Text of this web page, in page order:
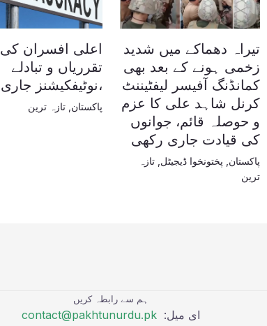
تیراہ دھماکے میں شدید
زخمی ہونے کے بعد بھی
کمانڈنگ آفیسر لیفٹیننٹ
کرنل شاہد علی کا عزم
و حوصلہ قائم، جوانوں
کی قیادت جاری رکھی
پاکستان پختونخوا ڈیجیٹل ,تازہ
ترین
اعلی افسران کی
تقرریاں و تبادلے
،نوٹیفکیشنز جاری
پاکستان ,تازہ ترین
ہم سے رابطہ کریں
ای میل: contact@pakhtunurdu.pk